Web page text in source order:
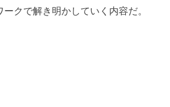
クで解き明かしていく内容だ。